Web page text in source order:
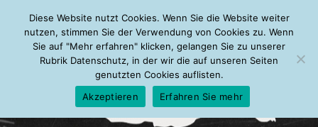
Saturday, 08.08.2026
Mein Account
About Autoren Leseempfehlungen FAQ
Diese Website nutzt Cookies. Wenn Sie die Website weiter
nutzen, stimmen Sie der Verwendung von Cookies zu. Wenn
Sie auf "Mehr erfahren" klicken, gelangen Sie zu unserer
Rubrik Datenschutz, in der wir die auf unseren Seiten
genutzten Cookies auflisten.
Akzeptieren
Erfahren Sie mehr